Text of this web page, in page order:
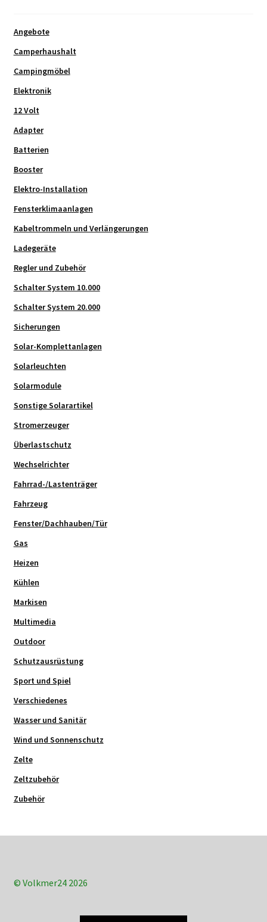
Angebote
Camperhaushalt
Campingmöbel
Elektronik
12 Volt
Adapter
Batterien
Booster
Elektro-Installation
Fensterklimaanlagen
Kabeltrommeln und Verlängerungen
Ladegeräte
Regler und Zubehör
Schalter System 10.000
Schalter System 20.000
Sicherungen
Solar-Komplettanlagen
Solarleuchten
Solarmodule
Sonstige Solarartikel
Stromerzeuger
Überlastschutz
Wechselrichter
Fahrrad-/Lastenträger
Fahrzeug
Fenster/Dachhauben/Tür
Gas
Heizen
Kühlen
Markisen
Multimedia
Outdoor
Schutzausrüstung
Sport und Spiel
Verschiedenes
Wasser und Sanitär
Wind und Sonnenschutz
Zelte
Zeltzubehör
Zubehör
© Volkmer24 2026